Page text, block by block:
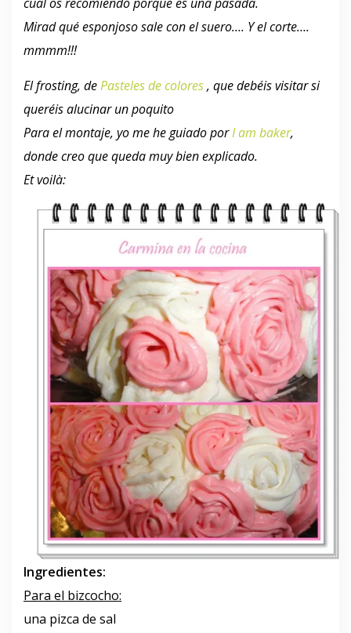
cual os recomiendo porque es una pasada.
Mirad qué esponjoso sale con el suero…. Y el corte….
mmmm!!!
El frosting, dePasteles de colores, que debéis visitar si
queréis alucinar un poquito
Para el montaje, yo me he guiado porI am baker,
donde creo que queda muy bien explicado.
Et voilà:
Ingredientes:
Para el bizcocho:
una pizca de sal